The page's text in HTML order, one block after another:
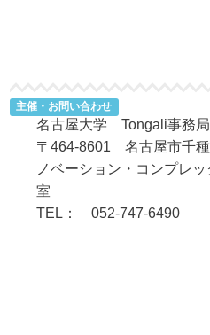
主催・お問い合わせ
名古屋大学 Tongali事務
〒464-8601 名古屋市千
ノベーション・コンプ
室
TEL： 052-747-6490